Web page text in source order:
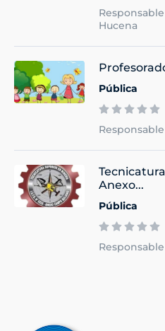
Hucena
Pública
Anexo...
Pública